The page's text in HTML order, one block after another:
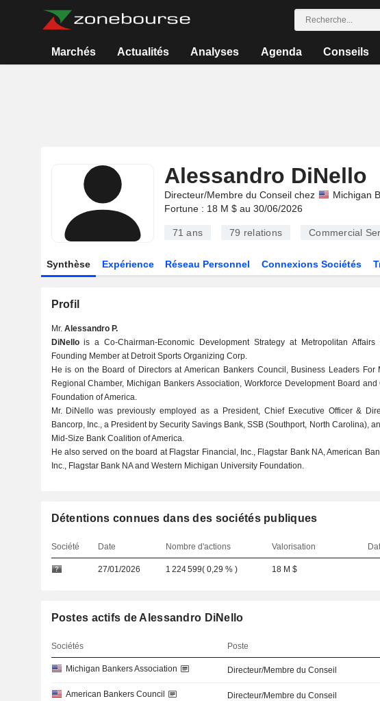
Marchés Actualités Analyses Agenda Conseils
Alessandro DiNello
Directeur/Membre du Conseil chez
Michigan
Fortune : 18 M $ au 30/06/2026
71 ans 79 relations Commercial
Synthèse Expérience Réseau Personnel Connexions Sociétés
Profil
Mr. Alessandro P.
DiNellois a Co-Chairman-Economic Development Strategy at Metropolitan
Founding Member at Detroit Sports Organizing Corp.
He is on the Board of Directors at American Bankers Council, Business Leaders For
Regional Chamber, Michigan Bankers Association, Workforce Development Board
Foundation of America.
Mr. DiNello was previously employed as a President, Chief Executive Officer &
Bancorp, Inc., a President by Security Savings Bank, SSB (Southport, North Carolina),
Mid-Size Bank Coalition of America.
He also served on the board at Flagstar Financial, Inc., Flagstar Bank NA, American
Inc., Flagstar Bank NA and Western Michigan University Foundation.
Détentions connues dans des sociétés publiques
Société Date Nombre d'actions Valorisation
27/01/2026 1 224 599(0,29 % ) 18 M $
Postes actifs de Alessandro DiNello
Sociétés Poste
Michigan Bankers Association Directeur/Membre du Conseil
American Bankers Council Directeur/Membre du Conseil